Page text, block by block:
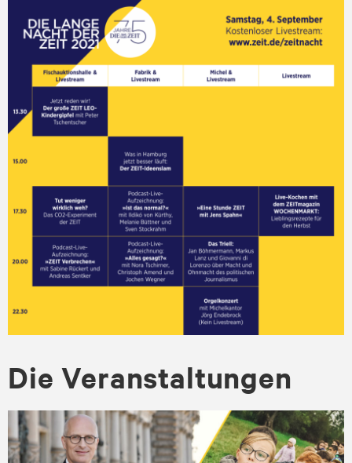
Die Ver­an­stal­tun­gen